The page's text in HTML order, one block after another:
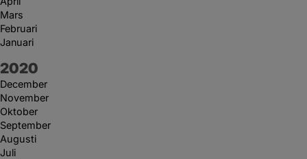
Mars
Februari
Januari
År:
2020
December
November
Oktober
September
Augusti
Juli